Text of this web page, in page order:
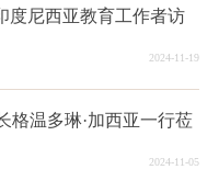
度尼西亚教育工作者访
2024-11-19
格温多琳·加西亚一行莅
2024-11-05